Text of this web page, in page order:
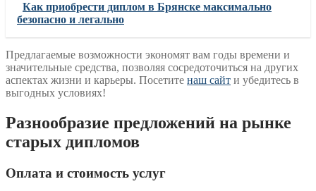
Как приобрести диплом в Брянске максимально
безопасно и легально
Предлагаемые возможности экономят вам годы времени и
значительные средства, позволяя сосредоточиться на других
аспектах жизни и карьеры. Посетите наш сайт и убедитесь в
выгодных условиях!
Разнообразие предложений на рынке
старых дипломов
Оплата и стоимость услуг